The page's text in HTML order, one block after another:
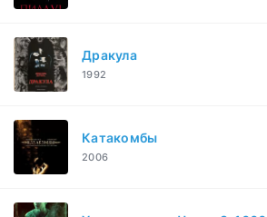
Дракула
1992
Катакомбы
2006